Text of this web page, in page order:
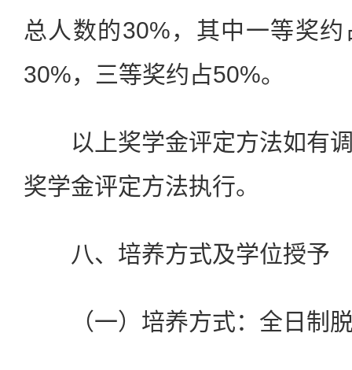
总人数的30%，其中一等奖
30%，三等奖约占50%。
以上奖学金评定方法如有调
奖学金评定方法执行。
八、培养方式及学位授予
（一）培养方式：全日制脱